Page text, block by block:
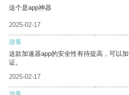
这个是app神器
2025-02-17
游客
这款加速器app的安全性有待提高，可以
证。
2025-02-17